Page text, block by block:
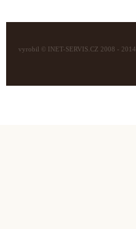
vyrobil © INET-SERVIS.CZ 2008 - 2014